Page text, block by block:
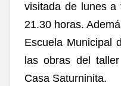
visitada de lunes a
21.30 horas.
Escuela Municipal
las obras del
Casa Saturninita.